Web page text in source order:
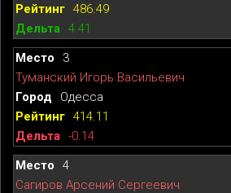
486.49
4.41
3
Туманский Игорь Васильевич
Одесса
414.11
-0.14
4
Сагиров Арсений Сергеевич